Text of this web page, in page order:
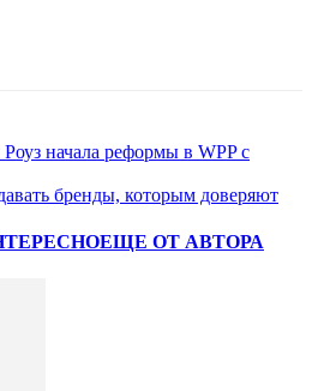
начала реформы в WPP с
бренды, которым доверяют
ЕЩЕ ОТ АВТОРА